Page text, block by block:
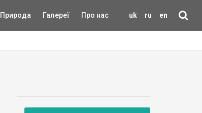
uk ru en
Природа Галереї Про нас